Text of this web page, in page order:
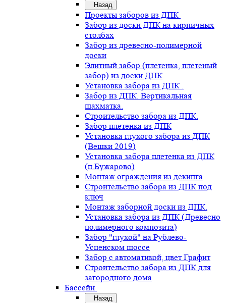
Назад
Проекты заборов из ДПК
Забор из доски ДПК на кирпичных
столбах
Забор из древесно-полимерной
доски
Элитный забор (плетенка, плетеный
забор) из доски ДПК
Установка забора из ДПК .
Забор из ДПК. Вертикальная
шахматка.
Строительство забора из ДПК.
Забор плетенка из ДПК
Установка глухого забора из ДПК
(Вешки 2019)
Установка забора плетенка из ДПК
(п.Бужарово)
Монтаж ограждения из декинга
Строительство забора из ДПК под
ключ
Монтаж заборной доски из ДПК.
Установка забора из ДПК (Древесно
полимерного композита)
Забор "глухой" на Рублево-
Успенском шоссе
Забор с автоматикой, цвет Графит
Строительство забора из ДПК для
загородного дома
Бассейн
Назад